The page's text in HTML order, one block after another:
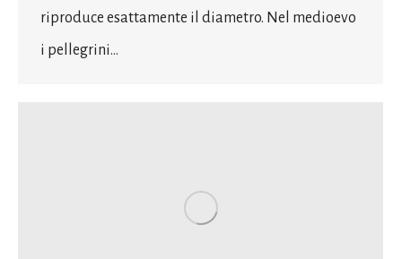
riproduce esattamente il diametro. Nel medioevo
i pellegrini…